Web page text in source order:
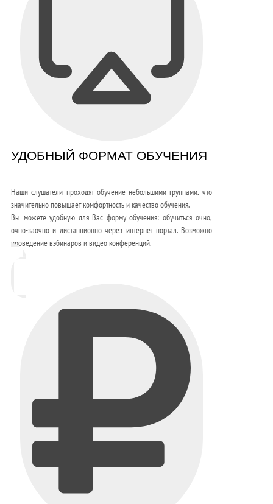
УДОБНЫЙ ФОРМАТ ОБУЧЕНИЯ
Наши слушатели проходят обучение небольшими группами, что
значительно повышает комфортность и качество обучения.
Вы можете удобную для Вас форму обучения: обучиться очно,
очно-заочно и дистанционно через интернет портал. Возможно
проведение вэбинаров и видео конференций.